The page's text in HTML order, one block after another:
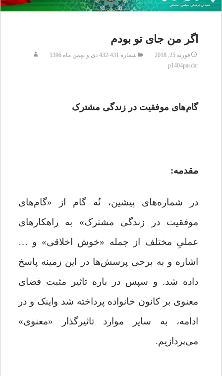
اگر من جای تو بودم
فوریه 25, 2018
شماره 431-432 دی و بهمن ماه 1396
p1404pasdar
گام‌های موفقیت در زندگی مشترک
مقدمه:
در شماره‌های پیشین، نُه گام از «گام‌های
موفقیت در زندگی مشترک» به راهکارهای
عملیِ مختلف از جمله «خوش اخلاقی» و …
اشاره و به برخی پرسش‌ها در این زمینه پاسخ
داده شد. و سپس در باره تاثیر مثبت فضای
معنوی بر کانون خانواده پرداخته شد واینک و در
ادامه، به سایر موارد تاثیرگذار «معنوی»
می‌پردازیم.